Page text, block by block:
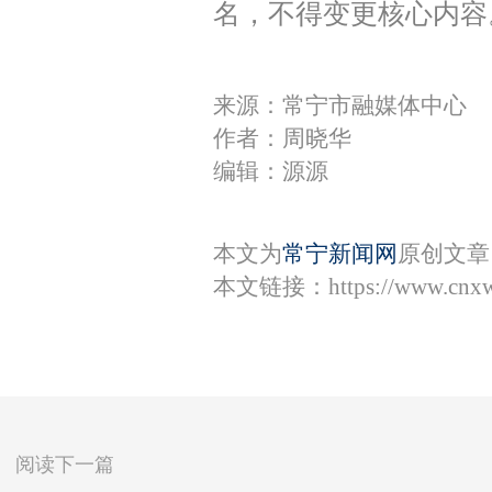
名，不得变更核心内
来源：常宁市融媒体中心
作者：周晓华
编辑：源源
本文为常宁新闻网 原创文
本文链接： https://
阅读下一篇